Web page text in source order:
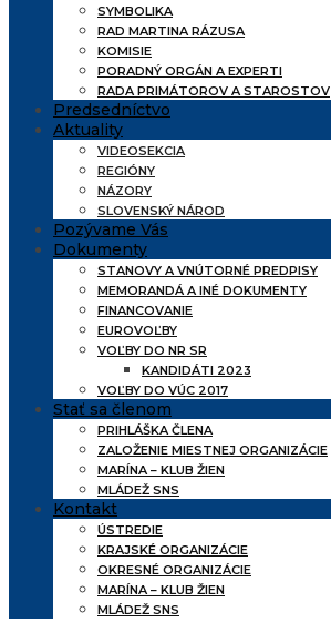
SYMBOLIKA
RAD MARTINA RÁZUSA
KOMISIE
PORADNÝ ORGÁN A EXPERTI
RADA PRIMÁTOROV A STAROSTOV
Predsedníctvo
Aktuality
VIDEOSEKCIA
REGIÓNY
NÁZORY
SLOVENSKÝ NÁROD
Pozývame Vás
Dokumenty
STANOVY A VNÚTORNÉ PREDPISY
MEMORANDÁ A INÉ DOKUMENTY
FINANCOVANIE
EUROVOĽBY
VOĽBY DO NR SR
KANDIDÁTI 2023
VOĽBY DO VÚC 2017
Stať sa členom
PRIHLÁŠKA ČLENA
ZALOŽENIE MIESTNEJ ORGANIZÁCIE
MARÍNA – KLUB ŽIEN
MLÁDEŽ SNS
Kontakt
ÚSTREDIE
KRAJSKÉ ORGANIZÁCIE
OKRESNÉ ORGANIZÁCIE
MARÍNA – KLUB ŽIEN
MLÁDEŽ SNS